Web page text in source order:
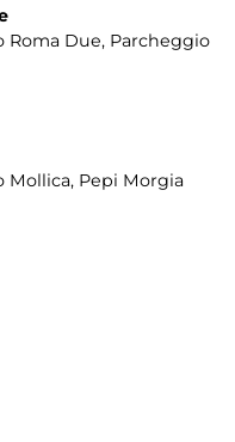
Roma Due, Parcheggio
Mollica, Pepi Morgia